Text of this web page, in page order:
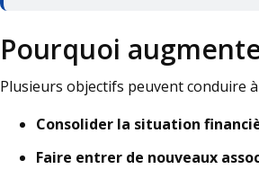
Pourquoi
Plusieurs objectifs peuvent conduire à
Consolider la situation
Faire entrer de nouveaux